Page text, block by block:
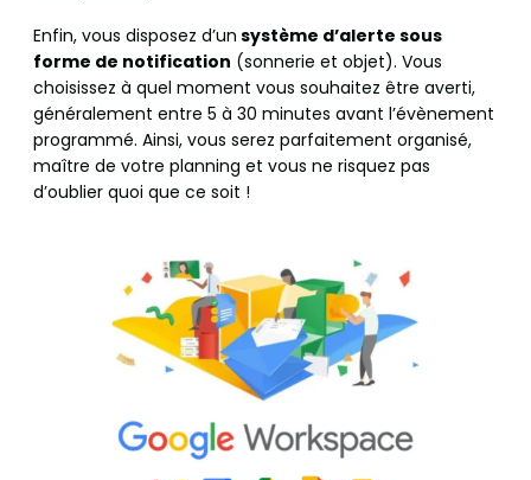
Enfin, vous disposez d’un système d’alerte sous
forme de notification (sonnerie et objet). Vous
choisissez à quel moment vous souhaitez être averti,
généralement entre 5 à 30 minutes avant l’évènement
programmé. Ainsi, vous serez parfaitement organisé,
maître de votre planning et vous ne risquez pas
d’oublier quoi que ce soit !